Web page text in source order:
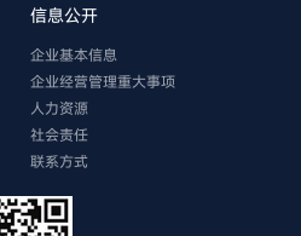
信息公开
企业基本信息
企业经营管理重大事项
人力资源
社会责任
联系方式